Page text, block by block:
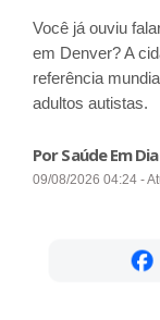
Você já ouviu
em Denver? A
referência
adultos autistas.
Por Saúde Em Dia
09/08/2026 04:24 -